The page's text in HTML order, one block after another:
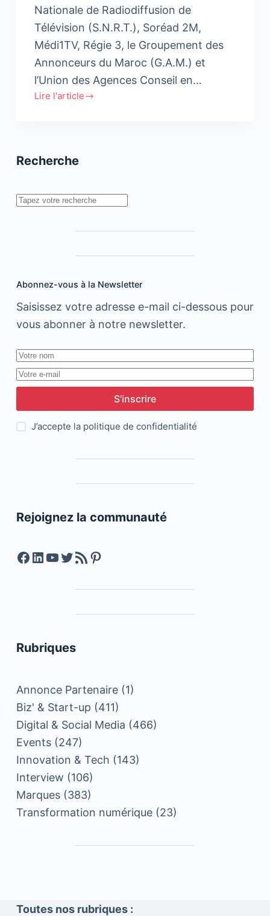
Nationale de Radiodiffusion de
Télévision (S.N.R.T.), Soréad 2M,
Médi1TV, Régie 3, le Groupement des
Annonceurs du Maroc (G.A.M.) et
l’Union des Agences Conseil en…
Lire l'article
Le
confiance
pour
la
télévision
Recherche
Rechercher
Abonnez-vous à la Newsletter
Saisissez votre adresse e-mail ci-dessous pour
vous abonner à notre newsletter.
S’inscrire
J’accepte la politique de confidentialité
Rejoignez la communauté
Facebook
LinkedIn
YouTube
Twitter
Feed RSSPinterest
Rubriques
Annonce Partenaire(1)
Biz' & Start-up (411)
Digital & Social Media (466)
Events(247)
Innovation & Tech (143)
Interview (106)
Marques(383)
Transformation numérique(23)
Toutes nos rubriques :